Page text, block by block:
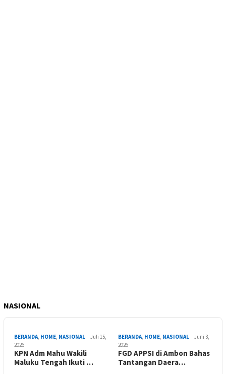
NASIONAL
BERANDA HOME NASIONAL
Juli 15,
2026
KPN Adm Mahu Wakili
Maluku Tengah Ikuti …
BERANDA HOME NASIONAL
Juni 3,
2026
FGD APPSI di Ambon Bahas
Tantangan Daera…